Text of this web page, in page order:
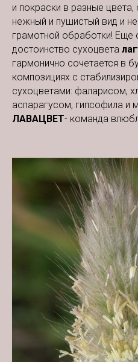
и покраски в разные
нежный и пушистый вид и
грамотной обработки!
достоинство сухоцвета
гармонично сочетается в
композициях с
сухоцветами: фаларисом,
аспарагусом, гипсофила и
ЛАВАЦВЕТ- команда